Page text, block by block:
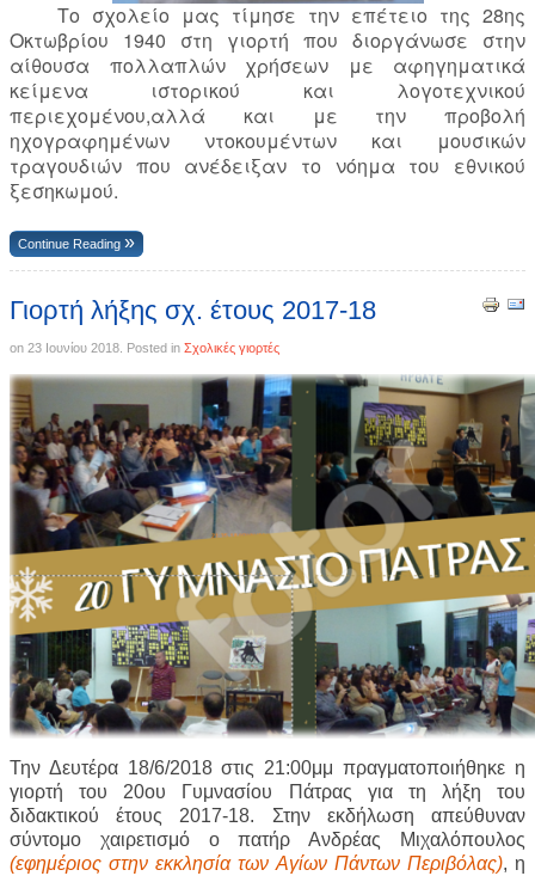
Το σχολείο μας τίμησε την επέτειο της 28ης
Οκτωβρίου 1940 στη γιορτή που διοργάνωσε στην
αίθουσα πολλαπλών χρήσεων με αφηγηματικά
κείμενα ιστορικού και λογοτεχνικού
περιεχομένου,αλλά και με την προβολή
ηχογραφημένων ντοκουμέντων και μουσικών
τραγουδιών που ανέδειξαν το νόημα του εθνικού
ξεσηκωμού.
Continue Reading
Γιορτή λήξης σχ. έτους 2017-18
on 23 Ιουνίου 2018 . Posted in Σχολικές γιορτές
Την Δευτέρα 18/6/2018 στις 21:00μμ πραγματοποιήθηκε η
γιορτή του 20ου Γυμνασίου Πάτρας για τη λήξη του
διδακτικού έτους 2017-18. Στην εκδήλωση απεύθυναν
σύντομο χαιρετισμό ο πατήρ Ανδρέας Μιχαλόπουλος
(εφημέριος στην εκκλησία των Αγίων Πάντων Περιβόλας), η